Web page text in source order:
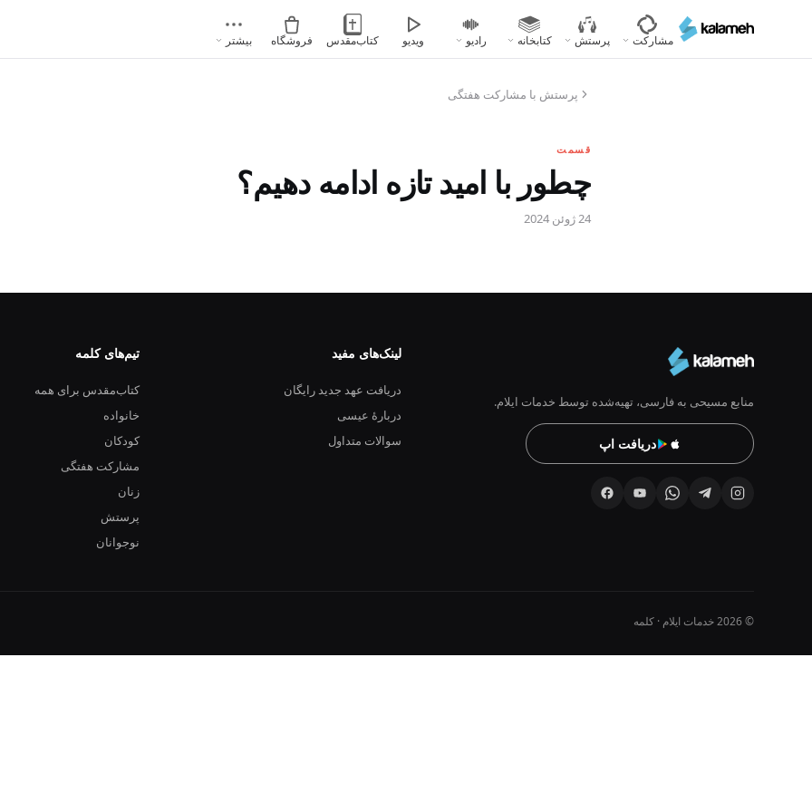
محتوای
مشارکت پرستش کتابخانه رادیو ویدیو کتاب‌مقدس فروشگاه بیشتر
پرستش با مشارکت هفتگی
قسمت
چطور با امید تازه ادامه دهیم؟
24 ژوئن 2024
منابع مسیحی به فارسی، تهیه‌شده توسط خدمات ایلام.
دریافت اپ
لینک‌های مفید
دریافت عهد جدید رایگان
دربارهٔ عیسی
سوالات متداول
تیم‌های کلمه
کتاب‌مقدس برای همه
خانواده
کودکان
مشارکت هفتگی
زنان
پرستش
نوجوانان
© 2026 خدمات ایلام · کلمه